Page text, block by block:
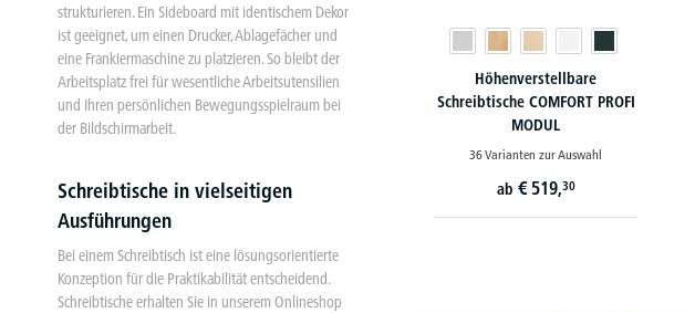
strukturieren. Ein Sideboard mit identischem Dekor
ist geeignet, um einen Drucker, Ablagefächer und
eine Frankiermaschine zu platzieren. So bleibt der
Arbeitsplatz frei für wesentliche Arbeitsutensilien
und Ihren persönlichen Bewegungsspielraum bei
der Bildschirmarbeit.
Schreibtische in vielseitigen
Ausführungen
Bei einem Schreibtisch ist eine lösungsorientierte
Konzeption für die Praktikabilität entscheidend.
Schreibtische erhalten Sie in unserem Onlineshop
Höhenverstellbare
Schreibtische COMFORT PROFI
MODUL
36 Varianten zur Auswahl
ab € 519,30